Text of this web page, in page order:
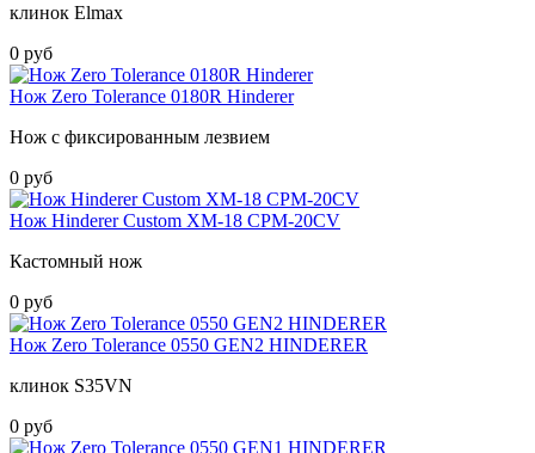
клинок Elmax
0 руб
Нож Zero Tolerance 0180R Hinderer
Нож с фиксированным лезвием
0 руб
Нож Hinderer Custom XM-18 CPM-20CV
Кастомный нож
0 руб
Нож Zero Tolerance 0550 GEN2 HINDERER
клинок S35VN
0 руб